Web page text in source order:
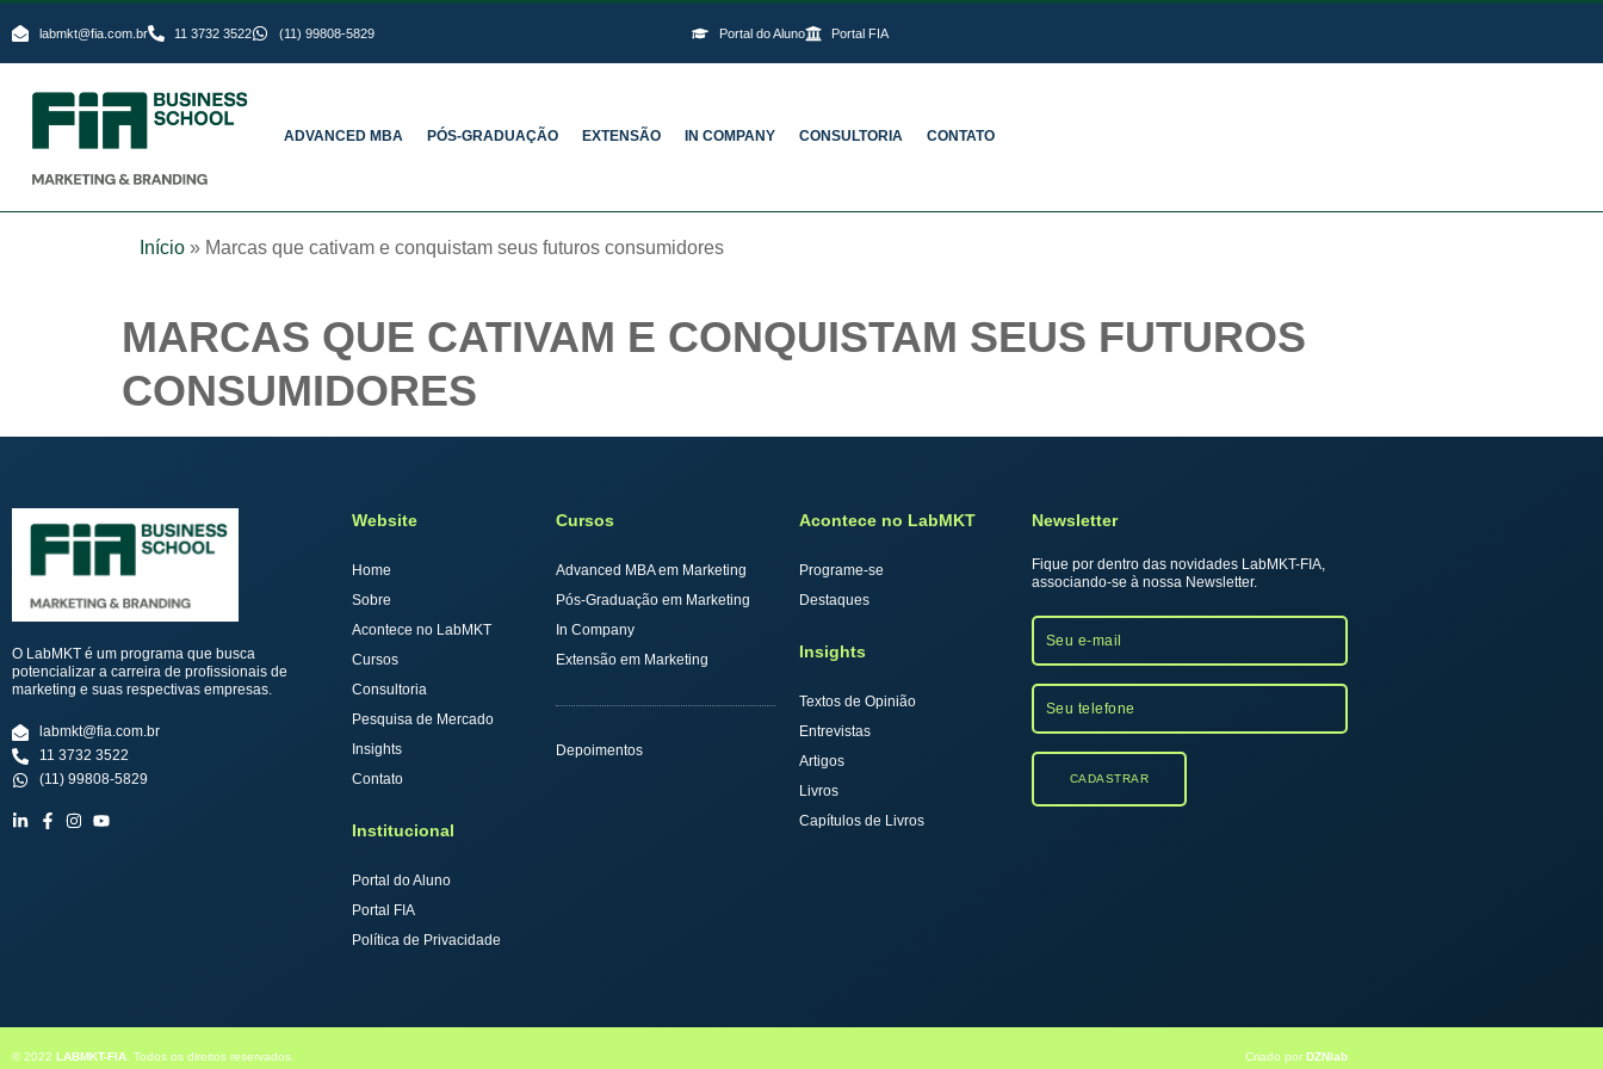
labmkt@fia.com.br 11 3732 3522 (11) 99808-5829 Portal do Aluno Portal FIA
ADVANCED MBA PÓS-GRADUAÇÃO EXTENSÃO IN COMPANY CONSULTORIA CONTATO
Início » Marcas que cativam e conquistam seus futuros consumidores
MARCAS QUE CATIVAM E CONQUISTAM SEUS FUTUROS
CONSUMIDORES
O LabMKT é um programa que busca
potencializar a carreira de profissionais de
marketing e suas respectivas empresas.
labmkt@fia.com.br
11 3732 3522
(11) 99808-5829
Website
Home
Sobre
Acontece no LabMKT
Cursos
Consultoria
Pesquisa de Mercado
Insights
Contato
Institucional
Portal do Aluno
Portal FIA
Política de Privacidade
Cursos
Advanced MBA em Marketing
Pós-Graduação em Marketing
In Company
Extensão em Marketing
Depoimentos
Acontece no LabMKT
Programe-se
Destaques
Insights
Textos de Opinião
Entrevistas
Artigos
Livros
Capítulos de Livros
Newsletter
Fique por dentro das novidades LabMKT-FIA,
associando-se à nossa Newsletter.
© 2022 LABMKT-FIA. Todos os direitos reservados. Criado por DZNlab